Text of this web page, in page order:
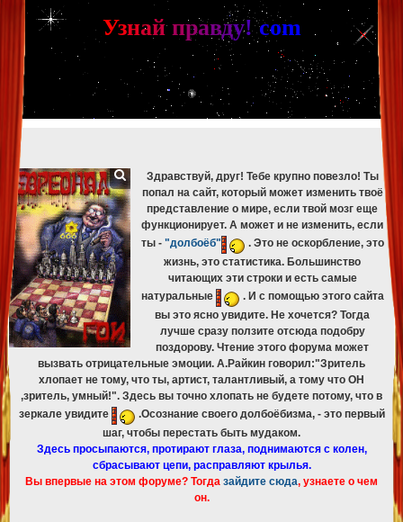
[phpBB Debug] PHP Warning : in file [ROOT]/phpbb/db/driver/mysqli.php
mysqli_fetch_assoc(): Couldn't fetch mysqli_result
[phpBB Debug] PHP Warning: in file[ROOT]/phpbb/db/driver/mysqli.php 329
mysqli_free_result(): Couldn't fetch mysqli_result
[phpBB Debug] PHP Warning
[ROOT]/phpbb/db/driver/mysqli.php on line 265
mysqli_fetch_assoc(): Couldn't fetch mysqli_result
[phpBB Debug] PHP Warning
: in file [ROOT]/phpbb/db/driver/mysqli.php on line329
mysqli_free_result(): Couldn't fetch mysqli_result
[phpBB Debug] PHP Warning: in file [ROOT]/phpbb/db/driver/mysqli.php on line 265
mysqli_fetch_assoc(): Couldn't fetch mysqli_result
[phpBB Debug] PHP Warning
[ROOT]/phpbb/db/driver/mysqli.php on line329:
mysqli_free_result(): Couldn't fetch mysqli_result
Узнай правду! com
Здравствуй, друг! Тебе крупно повезло! Ты
попал на сайт, который может изменить твоё
представление о мире, если твой мозг еще
функционирует. А может и не изменить, если
ты - "долбоёб"
. Это не оскорбление, это
жизнь, это статистика. Большинство
читающих эти строки и есть самые
натуральные
. И с помощью этого сайта
вы это ясно увидите. Не хочется? Тогда
лучше сразу ползите отсюда подобру
поздорову. Чтение этого форума может
вызвать отрицательные эмоции. А.Райкин говорил:"Зритель
хлопает не тому, что ты, артист, талантливый, а тому что ОН
,зритель, умный!". Здесь вы точно хлопать не будете потому, что в
зеркале увидите
.Осознание своего долбоёбизма, - это первый
шаг, чтобы перестать быть мудаком.
Здесь просыпаются, протирают глаза, поднимаются с колен,
сбрасывают цепи, расправляют крылья.
Вы впервые на этом форуме? Тогда зайдите сюда, узнаете о чем
он.